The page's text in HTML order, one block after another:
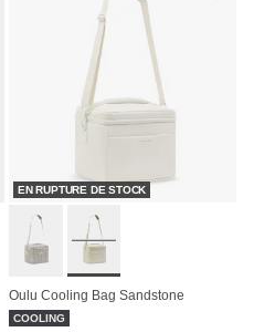
EN RUPTURE DE STOCK
Oulu Cooling Bag Sandstone
COOLING